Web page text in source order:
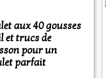
et trucs de
pour un
parfait